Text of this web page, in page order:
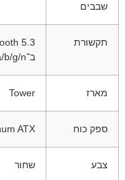
שבבים
תקשורת
ב־802.11ax/ac/a/b/g/n
מארז Tower
ספק כוח ATX
צבע שחור